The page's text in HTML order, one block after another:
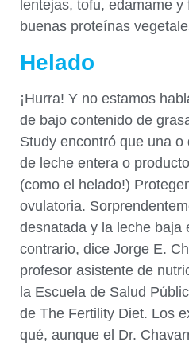
lentejas, tofu, edamame
buenas proteínas
Helado
¡Hurra! Y no estamos
de bajo contenido de
Study encontró que una
de leche entera o
(como el helado!)
ovulatoria.
desnatada y la leche baja
contrario, dice Jorge E.
profesor asistente de
la Escuela de Salud
de The Fertility Diet. Los
qué, aunque el Dr.